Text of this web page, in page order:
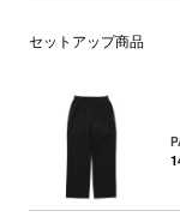
セットアップ商品